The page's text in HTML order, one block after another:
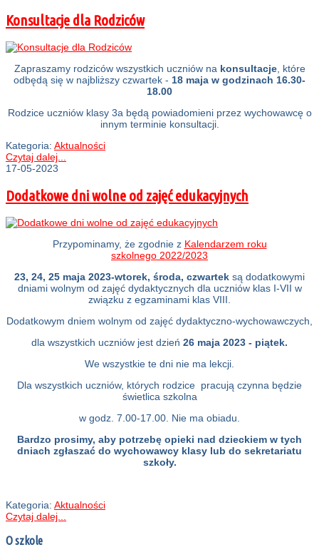
Konsultacje dla Rodziców
Zapraszamy rodziców wszystkich uczniów nakonsultacje, które
odbędą się w najbliższy czwartek - 18 maja w godzinach 16.30-
18.00
Rodzice uczniów klasy 3a będą powiadomieni przez wychowawcę o
innym terminie konsultacji.
Kategoria: Aktualności
Czytaj dalej...
17-05-2023
Dodatkowe dni wolne od zajęć edukacyjnych
Przypominamy, że zgodnie z Kalendarzem roku
szkolnego 2022/2023
23, 24, 25 maja 2023-wtorek, środa, czwartek są dodatkowymi
dniami wolnym od zajęć dydaktycznych dla uczniów klas I-VII w
związku z egzaminami klas VIII.
Dodatkowym dniem wolnym od zajęć dydaktyczno-wychowawczych,
dla wszystkich uczniów jest dzień 26 maja 2023 - piątek.
We wszystkie te dni nie ma lekcji.
Dla wszystkich uczniów, których rodzice pracują czynna będzie
świetlica szkolna
w godz. 7.00-17.00. Nie ma obiadu.
Bardzo prosimy, aby potrzebę opieki nad dzieckiem w tych
dniach zgłaszać do wychowawcy klasy lub do sekretariatu
szkoły.
Kategoria: Aktualności
Czytaj dalej...
O szkole